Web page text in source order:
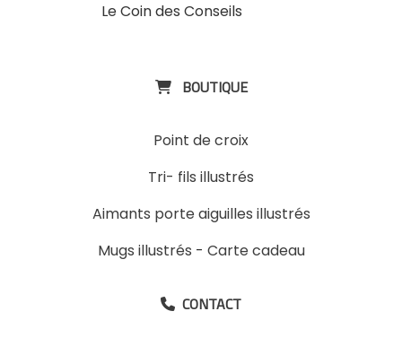
Le Coin des Conseils
 BOUTIQUE
Point de croix
Tri- fils illustrés
Aimants porte aiguilles illustrés
Mugs illustrés - Carte cadeau
 CONTACT